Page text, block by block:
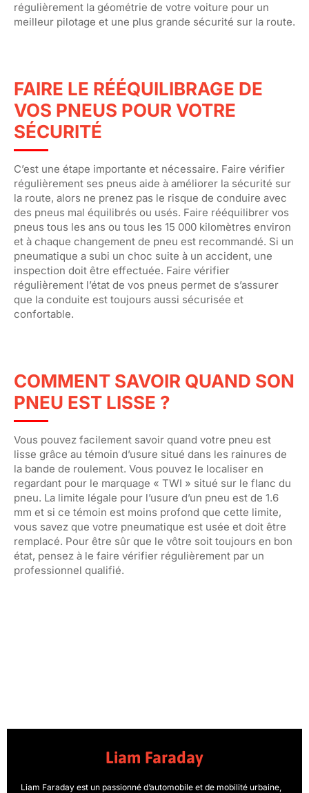
régulièrement la géométrie de votre voiture pour un
meilleur pilotage et une plus grande sécurité sur la route.
FAIRE LE RÉÉQUILIBRAGE DE
VOS PNEUS POUR VOTRE
SÉCURITÉ
C’est une étape importante et nécessaire. Faire vérifier
régulièrement ses pneus aide à améliorer la sécurité sur
la route, alors ne prenez pas le risque de conduire avec
des pneus mal équilibrés ou usés. Faire rééquilibrer vos
pneus tous les ans ou tous les 15 000 kilomètres environ
et à chaque changement de pneu est recommandé. Si un
pneumatique a subi un choc suite à un accident, une
inspection doit être effectuée. Faire vérifier
régulièrement l’état de vos pneus permet de s’assurer
que la conduite est toujours aussi sécurisée et
confortable.
COMMENT SAVOIR QUAND SON
PNEU EST LISSE ?
Vous pouvez facilement savoir quand votre pneu est
lisse grâce au témoin d’usure situé dans les rainures de
la bande de roulement. Vous pouvez le localiser en
regardant pour le marquage « TWI » situé sur le flanc du
pneu. La limite légale pour l’usure d’un pneu est de 1.6
mm et si ce témoin est moins profond que cette limite,
vous savez que votre pneumatique est usée et doit être
remplacé. Pour être sûr que le vôtre soit toujours en bon
état, pensez à le faire vérifier régulièrement par un
professionnel qualifié.
Liam Faraday
Liam Faraday est un passionné d’automobile et de mobilité urbaine,